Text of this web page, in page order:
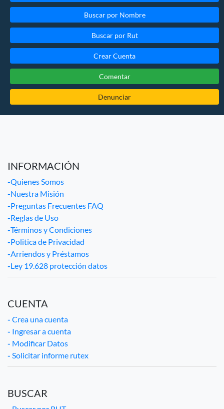
Buscar por Nombre
Buscar por Rut
Crear Cuenta
Comentar
Denunciar
INFORMACIÓN
-Quienes Somos
-Nuestra Misión
-Preguntas Frecuentes FAQ
-Reglas de Uso
-Términos y Condiciones
-Politica de Privacidad
-Arriendos y Préstamos
-Ley 19.628 protección datos
CUENTA
- Crea una cuenta
- Ingresar a cuenta
- Modificar Datos
- Solicitar informe rutex
BUSCAR